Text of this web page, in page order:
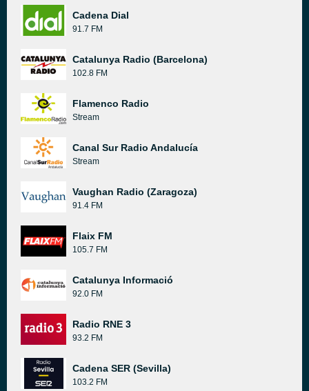
Cadena Dial
91.7 FM
Catalunya Radio (Barcelona)
102.8 FM
Flamenco Radio
Stream
Canal Sur Radio Andalucía
Stream
Vaughan Radio (Zaragoza)
91.4 FM
Flaix FM
105.7 FM
Catalunya Informació
92.0 FM
Radio RNE 3
93.2 FM
Cadena SER (Sevilla)
103.2 FM